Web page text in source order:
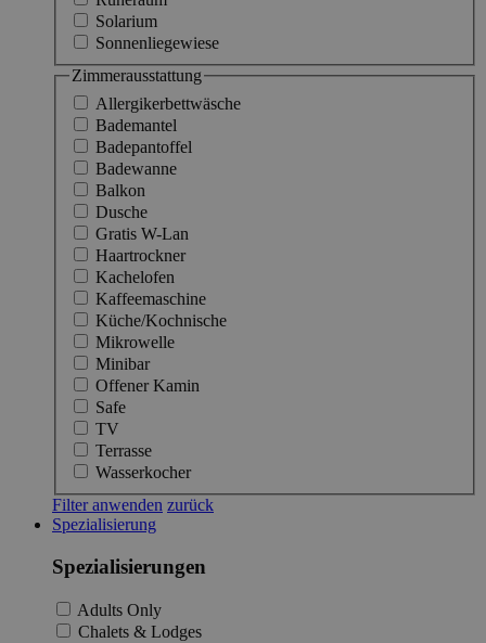
Solarium
Sonnenliegewiese
Zimmerausstattung
Allergikerbettwäsche
Bademantel
Badepantoffel
Badewanne
Balkon
Dusche
Gratis W-Lan
Haartrockner
Kachelofen
Kaffeemaschine
Küche/Kochnische
Mikrowelle
Minibar
Offener Kamin
Safe
TV
Terrasse
Wasserkocher
Filter anwenden zurück
Spezialisierung
Spezialisierungen
Adults Only
Chalets & Lodges